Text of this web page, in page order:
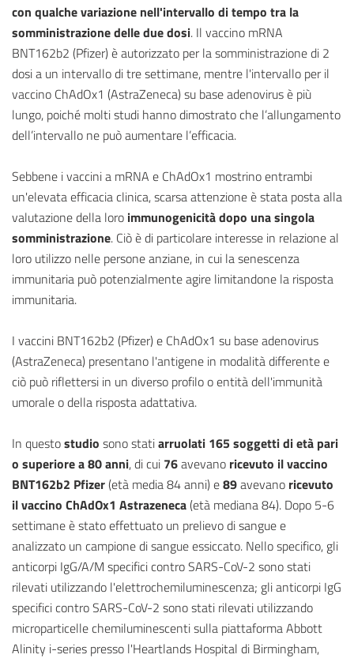
con qualche variazione nell'intervallo di tempo tra la
somministrazione delle due dosi. Il vaccino mRNA
BNT162b2 (Pfizer) è autorizzato per la somministrazione di 2
dosi a un intervallo di tre settimane, mentre l'intervallo per il
vaccino ChAdOx1 (AstraZeneca) su base adenovirus è più
lungo, poiché molti studi hanno dimostrato che l’allungamento
dell’intervallo ne può aumentare l’efficacia.
Sebbene i vaccini a mRNA e ChAdOx1 mostrino entrambi
un'elevata efficacia clinica, scarsa attenzione è stata posta alla
valutazione della loro immunogenicità dopo una singola
somministrazione. Ciò è di particolare interesse in relazione al
loro utilizzo nelle persone anziane, in cui la senescenza
immunitaria può potenzialmente agire limitandone la risposta
immunitaria.
I vaccini BNT162b2 (Pfizer) e ChAdOx1 su base adenovirus
(AstraZeneca) presentano l'antigene in modalità differente e
ciò può riflettersi in un diverso profilo o entità dell'immunità
umorale o della risposta adattativa.
In questostudio sono statiarruolati 165 soggetti di età pari
o superiore a 80 anni, di cui 76avevano ricevuto il vaccino
BNT162b2 Pfizer(età media 84 anni) e89avevano ricevuto
il vaccino ChAdOx1 Astrazeneca(età mediana 84). Dopo 5-6
settimane è stato effettuato un prelievo di sangue e
analizzato un campione di sangue essiccato. Nello specifico, gli
anticorpi IgG/A/M specifici contro SARS-CoV-2 sono stati
rilevati utilizzando l'elettrochemiluminescenza; gli anticorpi IgG
specifici contro SARS-CoV-2 sono stati rilevati utilizzando
microparticelle chemiluminescenti sulla piattaforma Abbott
Alinity i-series presso l'Heartlands Hospital di Birmingham,